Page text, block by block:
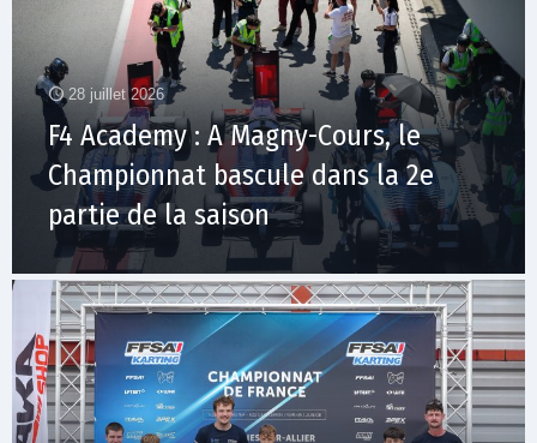
28 juillet 2026
F4 Academy : A Magny-Cours, le
Championnat bascule dans la 2e
partie de la saison